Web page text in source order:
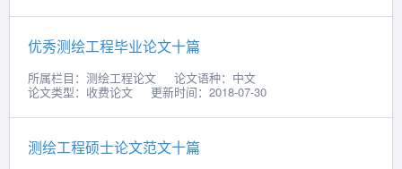
优秀测绘工程毕业论文十篇
所属栏目：测绘工程论文
论文语种：中文
论文类型：收费论文
更新时间：2018-07-30
测绘工程硕士论文范文十篇